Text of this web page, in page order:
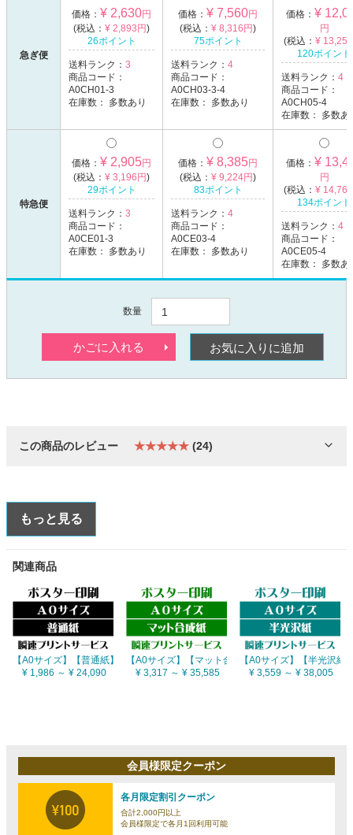
急ぎ便
価格： ¥ 2,630円
(税込： ¥ 2,893円)
26ポイント
送料ランク： 3
商品コード：
A0CH01-3
在庫数： 多数あり
価格： ¥ 7,560円
(税込： ¥ 8,316円)
75ポイント
送料ランク： 4
商品コード：
A0CH03-3-4
在庫数： 多数あり
価格： ¥
円
(税込： ¥
120ポイント
送料ランク： 4
商品コード：
A0CH05-4
在庫数： 多数あ
特急便
価格： ¥ 2,905円
(税込： ¥ 3,196円)
29ポイント
送料ランク： 3
商品コード：
A0CE01-3
在庫数： 多数あり
価格： ¥ 8,385円
(税込： ¥ 9,224円)
83ポイント
送料ランク： 4
商品コード：
A0CE03-4
在庫数： 多数あり
価格： ¥
円
(税込： ¥
134ポイント
送料ランク： 4
商品コード：
A0CE05-4
在庫数： 多数あ
数量
かごに入れる お気に入りに追加
この商品のレビュー ★★★★★ (24)
もっと見る
関連商品
【A0サイズ】【普通紙】
¥ 1,986 ～ ¥ 24,090
【A0サイズ】【マット合成紙】
¥ 3,317 ～ ¥ 35,585
【A0サイズ】【半光沢紙
¥ 3,559 ～ ¥ 38,005
会員様限定クーポン
各月限定割引クーポン
合計2,000円以上
会員様限定で各月1回利用可能